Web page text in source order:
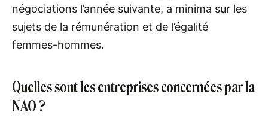
négociations l’année suivante, a minima sur les
sujets de la rémunération et de l’égalité
femmes-hommes.
Quelles sont les entreprises concernées par la
NAO ?